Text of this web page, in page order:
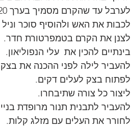
לערבל עד שהקרם מסמיך בערך 20 דקות.
לכבות את האש ולהוסיף סוכר
לצנן את הקרם בטמפרטורת חדר.
בינתיים להכין את  עלי הנפוליאון.
להעביר לילה לפני ההכנה את
לפתוח בצק לעלים דקים.
ליצור כל צורה שתיבחרו.
להעביר לתבנית תנור מרופדת
לחורר את העלים עם מזלג קלות.